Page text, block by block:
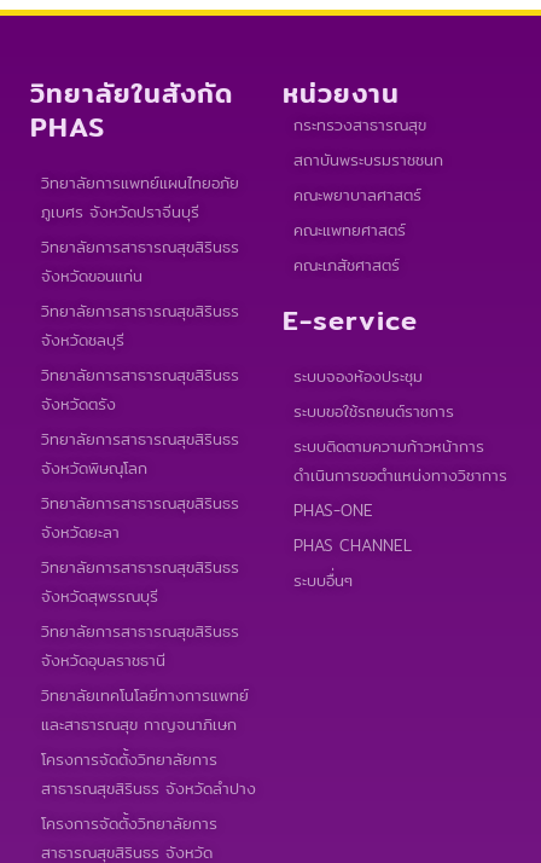
วิทยาลัยในสังกัด
PHAS
วิทยาลัยการแพทย์แผนไทยอภัย
ภูเบศร จังหวัดปราจีนบุรี
วิทยาลัยการสาธารณสุขสิรินธร
จังหวัดขอนแก่น
วิทยาลัยการสาธารณสุขสิรินธร
จังหวัดชลบุรี
วิทยาลัยการสาธารณสุขสิรินธร
จังหวัดตรัง
วิทยาลัยการสาธารณสุขสิรินธร
จังหวัดพิษณุโลก
วิทยาลัยการสาธารณสุขสิรินธร
จังหวัดยะลา
วิทยาลัยการสาธารณสุขสิรินธร
จังหวัดสุพรรณบุรี
วิทยาลัยการสาธารณสุขสิรินธร
จังหวัดอุบลราชธานี
วิทยาลัยเทคโนโลยีทางการแพทย์
และสาธารณสุข กาญจนาภิเษก
โครงการจัดตั้งวิทยาลัยการ
สาธารณสุขสิรินธร จังหวัดลำปาง
โครงการจัดตั้งวิทยาลัยการ
สาธารณสุขสิรินธร จังหวัด
หน่วยงาน
กระทรวงสาธารณสุข
สถาบันพระบรมราชชนก
คณะพยาบาลศาสตร์
คณะแพทยศาสตร์
คณะเภสัชศาสตร์
E-service
ระบบจองห้องประชุม
ระบบขอใช้รถยนต์ราชการ
ระบบติดตามความก้าวหน้าการ
ดำเนินการขอตำแหน่งทางวิชาการ
PHAS-ONE
PHAS CHANNEL
ระบบอื่นๆ